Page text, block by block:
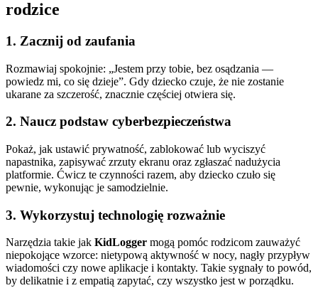
rodzice
1. Zacznij od zaufania
Rozmawiaj spokojnie: „Jestem przy tobie, bez osądzania —
powiedz mi, co się dzieje”. Gdy dziecko czuje, że nie zostanie
ukarane za szczerość, znacznie częściej otwiera się.
2. Naucz podstaw cyberbezpieczeństwa
Pokaż, jak ustawić prywatność, zablokować lub wyciszyć
napastnika, zapisywać zrzuty ekranu oraz zgłaszać nadużycia
platformie. Ćwicz te czynności razem, aby dziecko czuło się
pewnie, wykonując je samodzielnie.
3. Wykorzystuj technologię rozważnie
Narzędzia takie jak KidLogger mogą pomóc rodzicom zauważyć
niepokojące wzorce: nietypową aktywność w nocy, nagły przypływ
wiadomości czy nowe aplikacje i kontakty. Takie sygnały to powód,
by delikatnie i z empatią zapytać, czy wszystko jest w porządku.